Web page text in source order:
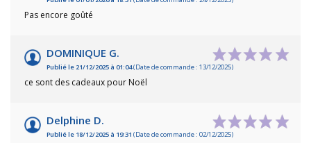
Pas encore goûté
DOMINIQUE G.
Publié le 21/12/2025 à 01:04(Date de commande : 13/12/2025)
ce sont des cadeaux pour Noël
Delphine D.
Publié le 18/12/2025 à 19:31 (Date de commande : 02/12/2025)